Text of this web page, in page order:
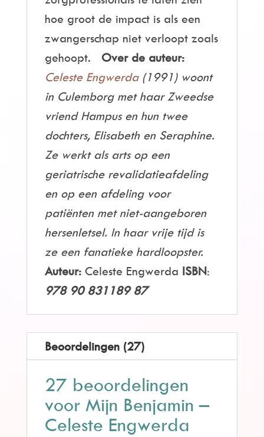
hoe groot de impact is als een
zwangerschap niet verloopt zoals
gehoopt.
Over de auteur:
Celeste Engwerda(1991) woont
in Culemborg met haar Zweedse
vriend Hampus en hun twee
dochters, Elisabeth en Seraphine.
Ze werkt als arts op een
geriatrische revalidatieafdeling
en op een afdeling voor
patiënten met niet-aangeboren
hersenletsel. In haar vrije tijd is
ze een fanatieke hardloopster.
Auteur:Celeste Engwerda ISBN:
978 90 831189 87
Beoordelingen (27)
27 beoordelingen
voor Mijn Benjamin –
Celeste Engwerda